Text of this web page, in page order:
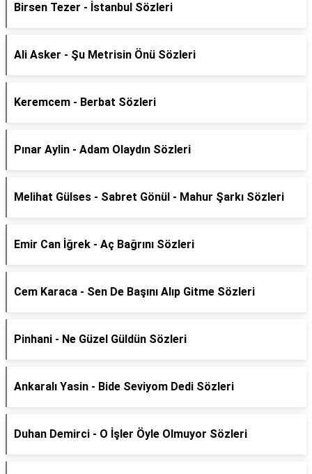
Birsen Tezer - İstanbul Sözleri
Ali Asker - Şu Metrisin Önü Sözleri
Keremcem - Berbat Sözleri
Pınar Aylin - Adam Olaydın Sözleri
Melihat Gülses - Sabret Gönül - Mahur Şarkı Sözleri
Emir Can İğrek - Aç Bağrını Sözleri
Cem Karaca - Sen De Başını Alıp Gitme Sözleri
Pinhani - Ne Güzel Güldün Sözleri
Ankaralı Yasin - Bide Seviyom Dedi Sözleri
Duhan Demirci - O İşler Öyle Olmuyor Sözleri